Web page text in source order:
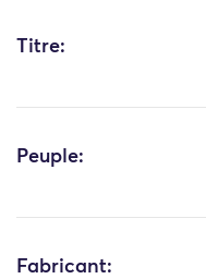
Titre:
Peuple:
Fabricant: